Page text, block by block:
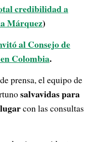
credibilidad a
Márquez)
al Consejo de
Colombia.
prensa, el equipo de
salvavidas para
con las consultas